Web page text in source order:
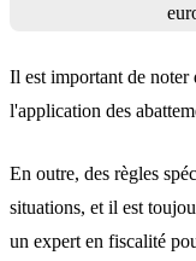
Il est important de noter
l'application des
En outre, des règles
situations, et il est
un expert en fiscalité